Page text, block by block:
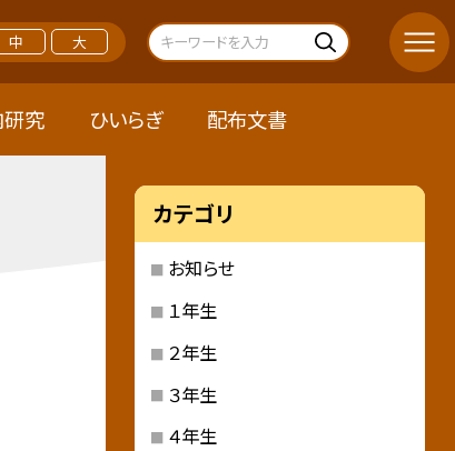
中 大
究 ひいらぎ 配布文書
カテゴリ
お知らせ
１年生
２年生
３年生
４年生